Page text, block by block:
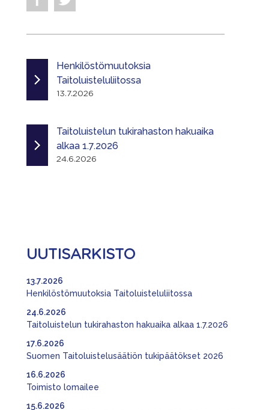
Henkilöstömuutoksia
Taitoluisteluliitossa
13.7.2026
Taitoluistelun tukirahaston hakuaika
alkaa 1.7.2026
24.6.2026
UUTISARKISTO
Henkilöstömuutoksia Taitoluisteluliitossa
13.7.2026
Taitoluistelun tukirahaston hakuaika alkaa 1.7.2026
24.6.2026
Suomen Taitoluistelusäätiön tukipäätökset 2026
17.6.2026
Toimisto lomailee
16.6.2026
15.6.2026